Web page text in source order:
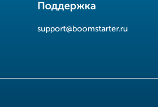
Поддержка
support@boomstarter.ru